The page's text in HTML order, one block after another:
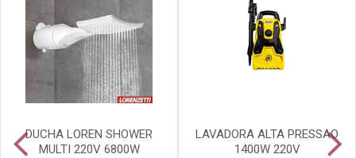
DUCHA LOREN SHOWER
MULTI 220V 6800W
LAVADORA ALTA PRESSAO
1400W 220V